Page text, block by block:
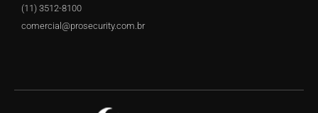
(11) 3512-8100
comercial@prosecurity.com.br